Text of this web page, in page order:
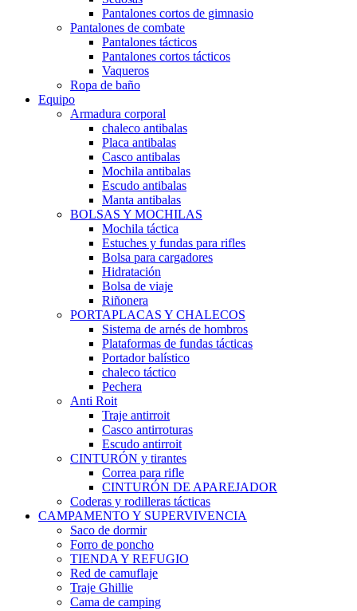
Pantalones cortos de gimnasio
Pantalones de combate
Pantalones tácticos
Pantalones cortos tácticos
Vaqueros
Ropa de baño
Equipo
Armadura corporal
chaleco antibalas
Placa antibalas
Casco antibalas
Mochila antibalas
Escudo antibalas
Manta antibalas
BOLSAS Y MOCHILAS
Mochila táctica
Estuches y fundas para rifles
Bolsa para cargadores
Hidratación
Bolsa de viaje
Riñonera
PORTAPLACAS Y CHALECOS
Sistema de arnés de hombros
Plataformas de fundas tácticas
Portador balístico
chaleco táctico
Pechera
Anti Roit
Traje antirroit
Casco antirroturas
Escudo antirroit
CINTURÓN y tirantes
Correa para rifle
CINTURÓN DE APAREJADOR
Coderas y rodilleras tácticas
CAMPAMENTO Y SUPERVIVENCIA
Saco de dormir
Forro de poncho
TIENDA Y REFUGIO
Red de camuflaje
Traje Ghillie
Cama de camping